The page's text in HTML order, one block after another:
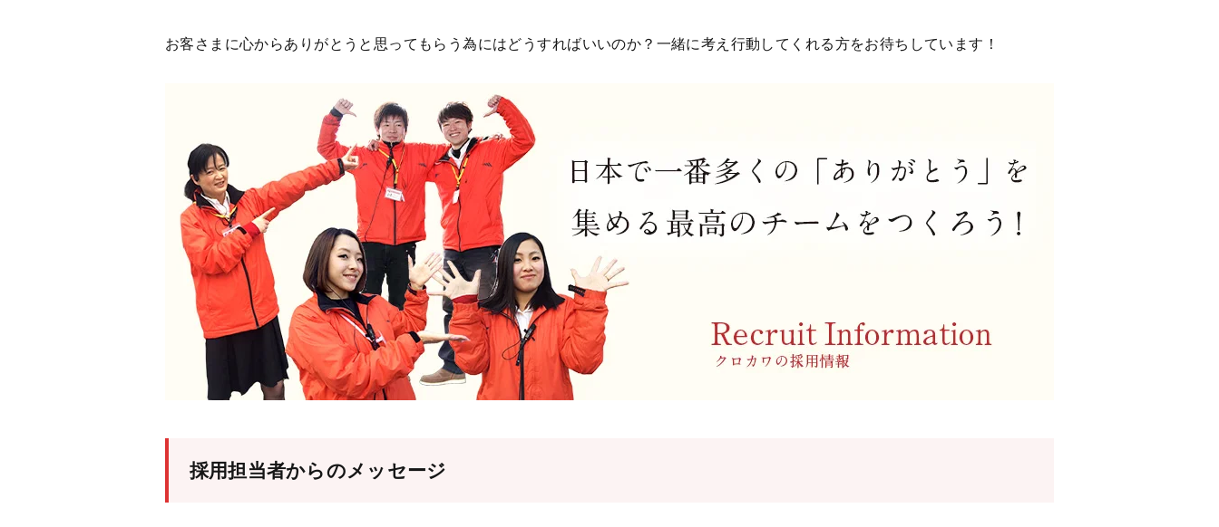
お客さまに心からありがとうと思ってもらう為にはどうすればいいのか？一緒に考え行動してくれる方をお待ちしています！
採用担当者からのメッセージ